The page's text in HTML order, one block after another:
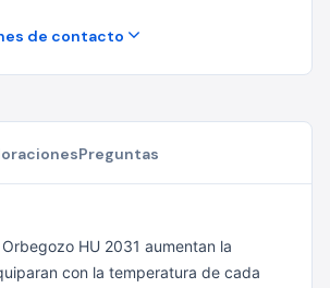
de contacto
Preguntas
HU 2031 aumentan la
con la temperatura de cada